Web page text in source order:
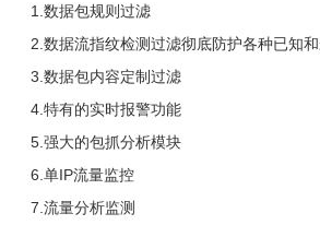
1.数据包规则过滤
2.数据流指纹检测过滤彻底防护各种已知
3.数据包内容定制过滤
4.特有的实时报警功能
5.强大的包抓分析模块
6.单IP流量监控
7.流量分析监测